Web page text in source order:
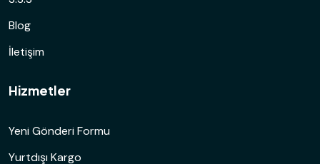
Blog
İletişim
Hizmetler
Yeni Gönderi Formu
Yurtdışı Kargo